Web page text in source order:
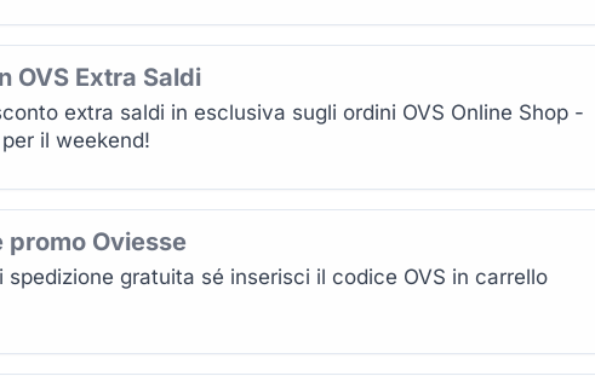
OVS Extra Saldi
extra saldi in esclusiva sugli ordini OVS Online Shop -
il weekend!
promo Oviesse
spedizione gratuita sé inserisci il codice OVS in carrello